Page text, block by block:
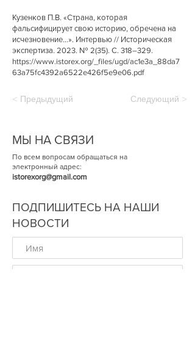
Кузенков П.В. «Страна, которая
фальсифицирует свою историю, обречена на
исчезновение…». Интервью // Историческая
экспертиза. 2023. № 2(35). С. 318–329.
https://www.istorex.org/_files/ugd/ac1e3a_88da7
63a75fc4392a6522e426f5e9e06.pdf
< Предыдущий Следующий >
МЫ НА СВЯЗИ
По всем вопросам обращаться на
электронный адрес:
istorexorg@gmail.com
ПОДПИШИТЕСЬ НА НАШИ
НОВОСТИ